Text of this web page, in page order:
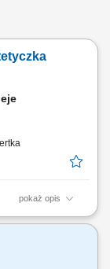
pokaż opis
dentystki z
potrzeb